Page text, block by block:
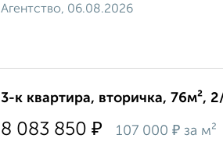
Агентство, 06.08.2026
3-к квартира, вторичка, 76м²,
8 083 850 ₽ 107 000 ₽ за м²